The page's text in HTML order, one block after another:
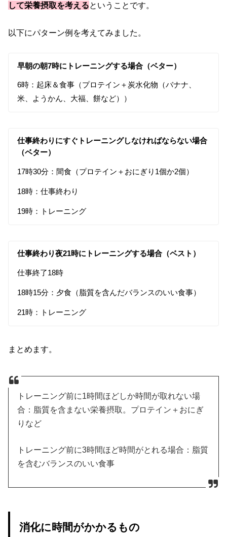
して栄養摂取を考えるということです。
以下にパターン例を考えてみました。
早朝の朝7時にトレーニングする場合（ベター）
6時：起床＆食事（プロテイン＋炭水化物（バナナ、
米、ようかん、大福、餅など））
仕事終わりにすぐトレーニングしなければならない場合
（ベター）
17時30分：間食（プロテイン＋おにぎり1個か2個）
18時：仕事終わり
19時：トレーニング
仕事終わり夜21時にトレーニングする場合（ベスト）
仕事終了18時
18時15分：夕食（脂質を含んだバランスのいい食事）
21時：トレーニング
まとめます。
トレーニング前に1時間ほどしか時間が取れない場
合：脂質を含まない栄養摂取。プロテイン＋おにぎ
りなど
トレーニング前に3時間ほど時間がとれる場合：脂質
を含むバランスのいい食事
消化に時間がかかるもの